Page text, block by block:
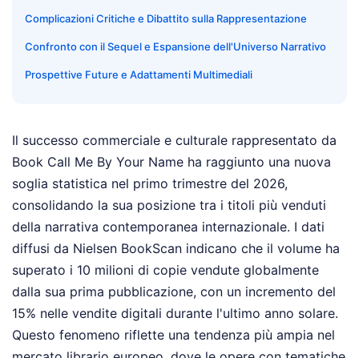
Complicazioni Critiche e Dibattito sulla Rappresentazione
Confronto con il Sequel e Espansione dell'Universo Narrativo
Prospettive Future e Adattamenti Multimediali
Il successo commerciale e culturale rappresentato da
Book Call Me By Your Name ha raggiunto una nuova
soglia statistica nel primo trimestre del 2026,
consolidando la sua posizione tra i titoli più venduti
della narrativa contemporanea internazionale. I dati
diffusi da Nielsen BookScan indicano che il volume ha
superato i 10 milioni di copie vendute globalmente
dalla sua prima pubblicazione, con un incremento del
15% nelle vendite digitali durante l'ultimo anno solare.
Questo fenomeno riflette una tendenza più ampia nel